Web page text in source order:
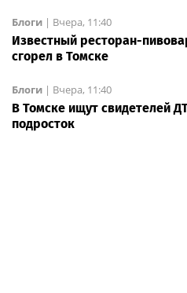
Блоги | Вчера, 11:40
Известный ресторан-
сгорел в Томске
Блоги | Вчера, 11:40
В Томске ищут свидетелей
подросток